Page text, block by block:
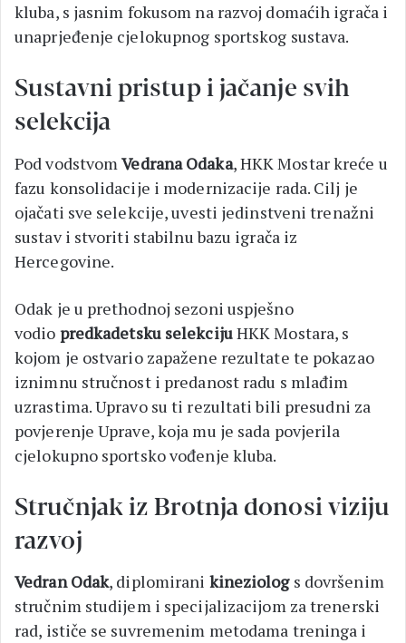
kluba, s jasnim fokusom na razvoj domaćih igrača i
unaprjeđenje cjelokupnog sportskog sustava.
Sustavni pristup i jačanje svih
selekcija
Pod vodstvomVedrana Odaka, HKK Mostar kreće u
fazu konsolidacije i modernizacije rada. Cilj je
ojačati sve selekcije, uvesti jedinstveni trenažni
sustav i stvoriti stabilnu bazu igrača iz
Hercegovine.
Odak je u prethodnoj sezoni uspješno
vodio predkadetsku selekcijuHKK Mostara, s
kojom je ostvario zapažene rezultate te pokazao
iznimnu stručnost i predanost radu s mlađim
uzrastima. Upravo su ti rezultati bili presudni za
povjerenje Uprave, koja mu je sada povjerila
cjelokupno sportsko vođenje kluba.
Stručnjak iz Brotnja donosi viziju
razvoj
Vedran Odak, diplomirani kineziologs dovršenim
stručnim studijem i specijalizacijom za trenerski
rad, ističe se suvremenim metodama treninga i